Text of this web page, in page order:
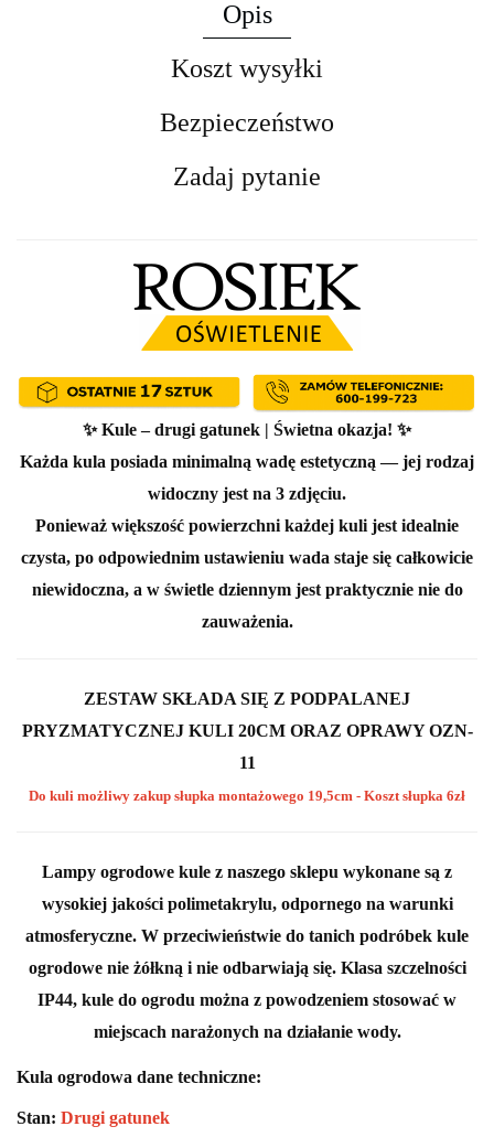
Opis
Koszt wysyłki
Bezpieczeństwo
Zadaj pytanie
✨Kule – drugi gatunek | Świetna okazja! ✨
Każda kula posiada minimalną wadę estetyczną — jej rodzaj
widoczny jest na 3 zdjęciu.
Ponieważ większość powierzchni każdej kuli jest idealnie
czysta, po odpowiednim ustawieniu wada staje się całkowicie
niewidoczna, a w świetle dziennym jest praktycznie nie do
zauważenia.
ZESTAW SKŁADA SIĘ Z PODPALANEJ
PRYZMATYCZNEJ KULI 20CM ORAZ OPRAWY OZN-
11
Do kuli możliwy zakup słupka montażowego 19,5cm - Koszt słupka 6zł
Lampy ogrodowe kule z naszego sklepu wykonane są z
wysokiej jakości polimetakrylu, odpornego na warunki
atmosferyczne. W przeciwieństwie do tanich podróbek kule
ogrodowe nie żółkną i nie odbarwiają się. Klasa szczelności
IP44, kule do ogrodu można z powodzeniem stosować w
miejscach narażonych na działanie wody.
Kula ogrodowa dane techniczne:
Stan: Drugi gatunek